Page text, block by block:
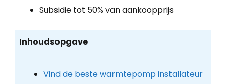
Subsidie tot 50% van aankoopprijs
Inhoudsopgave
Vind de beste warmtepomp installateur